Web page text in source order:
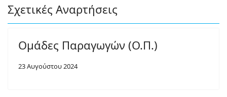
Σχετικές Αναρτήσεις
Ομάδες Παραγωγών (Ο.Π.)
23 Αυγούστου 2024